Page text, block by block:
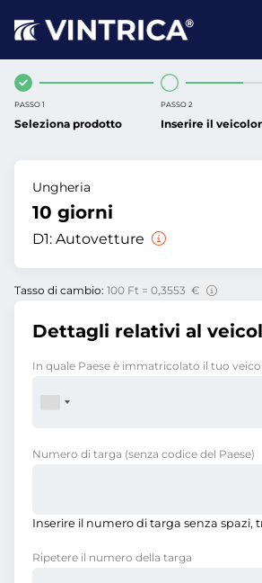
PASSO 1
Seleziona prodotto
PASSO 2
Inserire il
Ungheria
10 giorni
D1: Autovetture
Tasso di cambio: 100 Ft = 0,3553 €
Dettagli relativi al
In quale Paese è immatricolato il tuo
Numero di targa (senza codice del Paese)
Inserire il numero di targa senza spazi,
Ripetere il numero della targa